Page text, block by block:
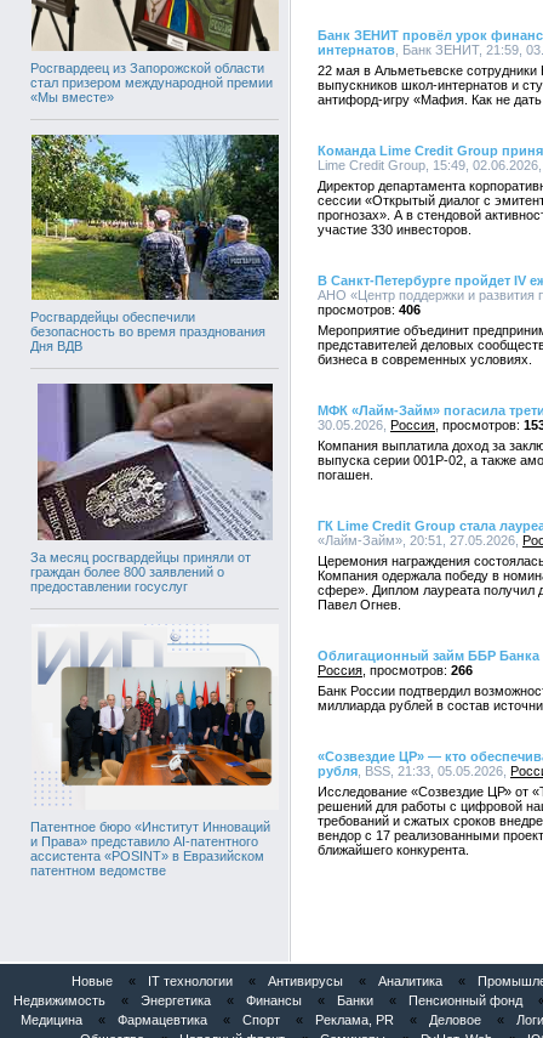
Росгвардеец из Запорожской области
стал призером международной премии
«Мы вместе»
Росгвардейцы обеспечили
безопасность во время празднования
Дня ВДВ
За месяц росгвардейцы приняли от
граждан более 800 заявлений о
предоставлении госуслуг
Патентное бюро «Институт Инноваций
и Права» представило AI-патентного
ассистента «POSINT» в Евразийском
патентном ведомстве
Банк ЗЕНИТ провёл урок
интернатов , Банк ЗЕНИТ, 21:59,
22 мая в Альметьевске
выпускников школ-интернатов и
антифорд-игру «Мафия. Как не
Команда Lime Credit Group
Lime Credit Group, 15:49,
Директор департамента
сессии «Открытый диалог с
прогнозах». А в стендовой
участие 330 инвесторов.
В Санкт-Петербурге пройдет IV
АНО «Центр поддержки и развития
406
Мероприятие объединит
представителей деловых
бизнеса в современных условиях.
МФК «Лайм-Займ» погасила
30.05.2026, Россия
Компания выплатила доход за
выпуска серии 001P-02, а также
погашен.
ГК Lime Credit Group стала
«Лайм-Займ», 20:51, 27.05.2026,
Церемония награждения
Компания одержала победу в
сфере». Диплом лауреата получил
Павел Огнев.
Облигационный займ ББР Банка
Россия
266
Банк России подтвердил
миллиарда рублей в состав
«Созвездие ЦР» — кто
рубля , BSS, 21:33, 05.05.2026,
Исследование «Созвездие ЦР» от
решений для работы с цифровой
требований и сжатых сроков
вендор с 17 реализованными
ближайшего конкурента.
Новые « IT технологии « Антивирусы « Аналитика «
Недвижимость
« Энергетика « Финансы « Банки « Пенсионный фонд
Медицина
« Фармацевтика « Спорт « Реклама, PR « Деловое «